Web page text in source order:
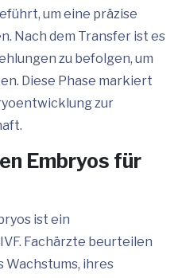
um eine präzise
Nach dem Transfer ist es
zu befolgen, um
Diese Phase markiert
zur
Embryos für
ist ein
Fachärzte beurteilen
Wachstums, ihres